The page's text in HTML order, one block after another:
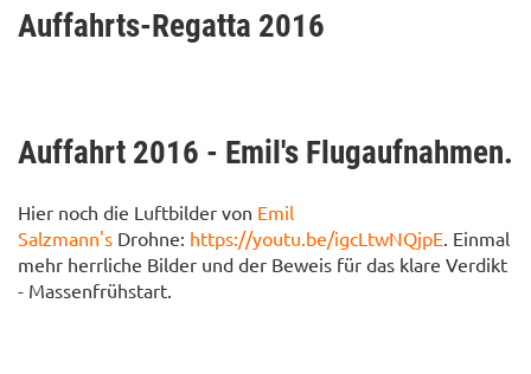
Auffahrts-Regatta 2016
Auffahrt 2016 - Emil's Flugaufnahmen.
Hier noch die Luftbilder von Emil
Salzmann's Drohne: https://youtu.be/igcLtwNQjpE . Einmal
mehr herrliche Bilder und der Beweis für das klare Verdikt
- Massenfrühstart.